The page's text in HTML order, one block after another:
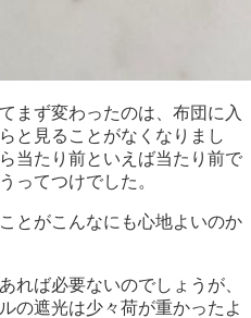
まず変わったのは、布団に入
と見ることがなくなりまし
当たり前といえば当たり前で
ってつけでした。
とがこんなにも心地よいのか
れば必要ないのでしょうが、
の遮光は少々荷が重かったよ